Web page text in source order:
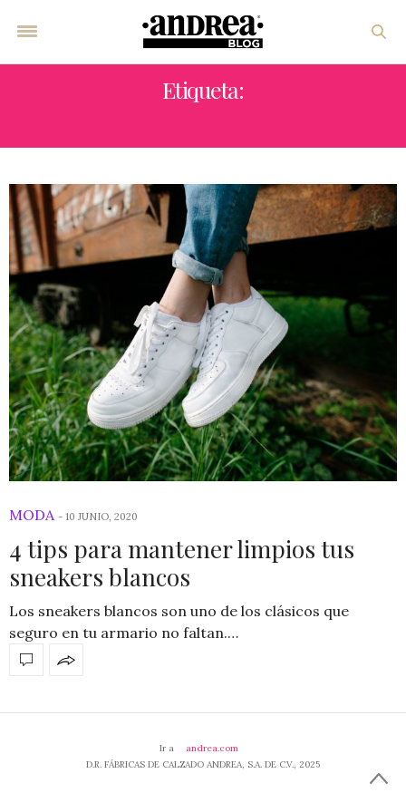
Etiqueta:
MODA - 10 JUNIO, 2020
4 tips para mantener limpios tus
sneakers blancos
Los sneakers blancos son uno de los clásicos que
seguro en tu armario no faltan.…
Ir a
andrea.com
D.R. FÁBRICAS DE CALZADO ANDREA, S.A. DE C.V., 2025